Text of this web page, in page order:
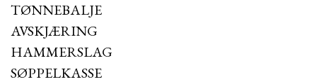
TØNNEBALJE
AVSKJÆRING
HAMMERSLAG
SØPPELKASSE